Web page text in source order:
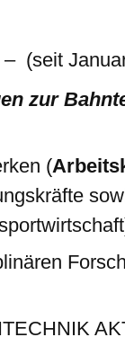
– (seit
zur
(